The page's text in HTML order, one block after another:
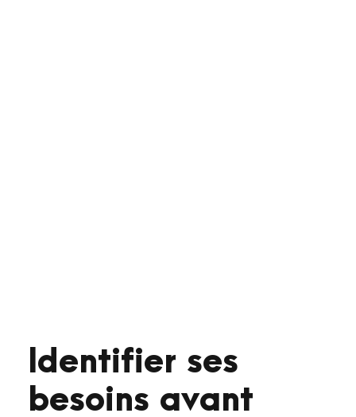
Identifier ses
besoins avant